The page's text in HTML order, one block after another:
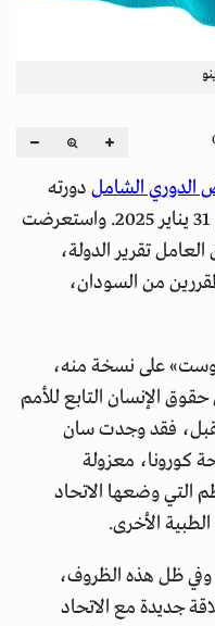
الدوري الشامل دورته
الثامنة والأربعين في الفترة من 20 إلى 31 يناير 2025. واستعرضت
تقرير الدولة،
من السودان،
على نسخة منه،
الدورة الـ59 لمجلس حقوق الإنسان التابع للأمم
تستمر حتى 9 يوليو المقبل، فقد وجدت سان
كورونا، معزولة
التي وضعها الاتحاد
الأخرى.
وفي ظل هذه الظروف،
جديدة مع الاتحاد